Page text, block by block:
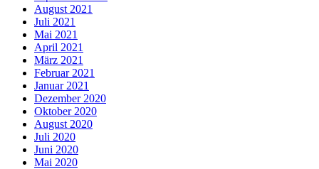
August 2021
Juli 2021
Mai 2021
April 2021
März 2021
Februar 2021
Januar 2021
Dezember 2020
Oktober 2020
August 2020
Juli 2020
Juni 2020
Mai 2020